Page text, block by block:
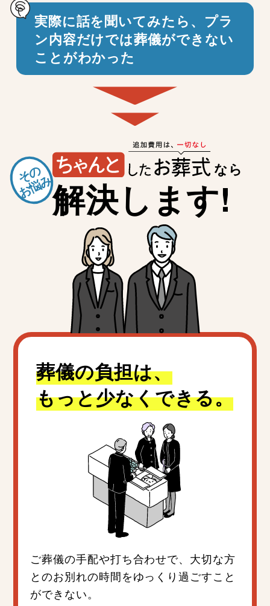
実際に話を聞いてみたら、プラ
ン内容だけでは葬儀ができない
ことがわかった
その
お悩み
なら
解決します!
葬儀の負担は、
もっと少なくできる。
ご葬儀の手配や打ち合わせで、大切な方
とのお別れの時間をゆっくり過ごすこと
ができない。